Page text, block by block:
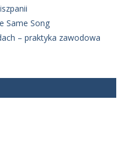
Same Song
– praktyka zawodowa